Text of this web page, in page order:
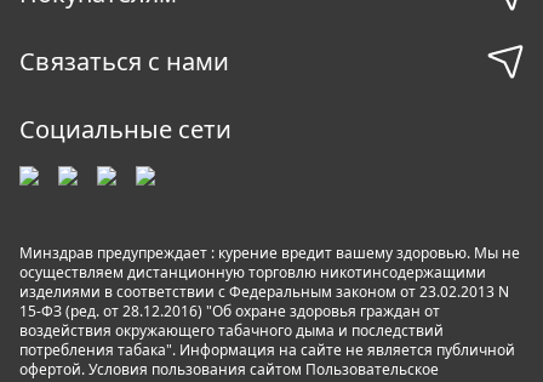
Связаться с нами
Социальные сети
Минздрав предупреждает : курение вредит вашему здоровью. Мы не
осуществляем дистанционную торговлю никотинсодержащими
изделиями в соответствии с Федеральным законом от 23.02.2013 N
15-ФЗ (ред. от 28.12.2016) "Об охране здоровья граждан от
воздействия окружающего табачного дыма и последствий
потребления табака". Информация на сайте не является публичной
офертой. Условия пользования сайтом Пользовательское